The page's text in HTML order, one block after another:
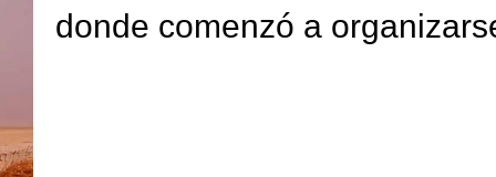
donde comenzó a